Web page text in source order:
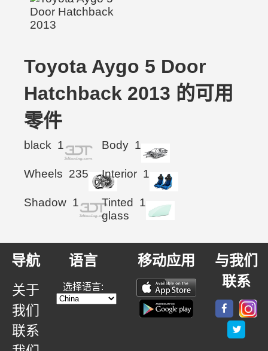
Toyota Aygo 5 Door
Hatchback 2013 的可用
零件
black 1 Body 1
Wheels 235 Interior 1
Shadow 1
Tinted
glass
1
导航
关于
我们
联系
语言
选择语言:
移动应用
与我们
联系